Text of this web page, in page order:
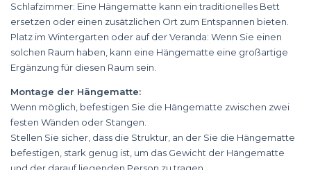
Schlafzimmer: Eine Hängematte kann ein traditionelles Bett
ersetzen oder einen zusätzlichen Ort zum Entspannen bieten.
Platz im Wintergarten oder auf der Veranda: Wenn Sie einen
solchen Raum haben, kann eine Hängematte eine großartige
Ergänzung für diesen Raum sein.
Montage der Hängematte:
Wenn möglich, befestigen Sie die Hängematte zwischen zwei
festen Wänden oder Stangen.
Stellen Sie sicher, dass die Struktur, an der Sie die Hängematte
befestigen, stark genug ist, um das Gewicht der Hängematte